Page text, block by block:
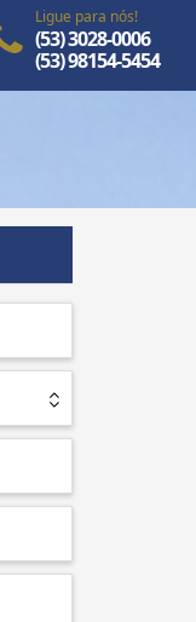
Ligue para nós!
(53) 3028-0006
(53) 98154-5454